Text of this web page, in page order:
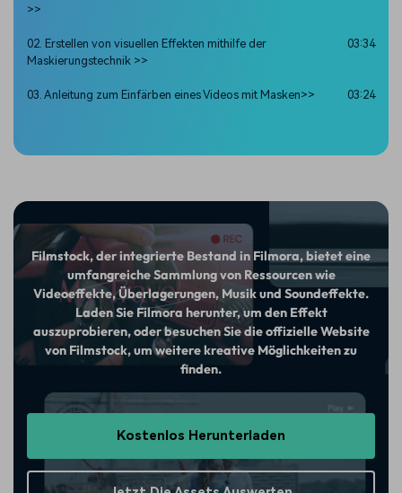
>>
02. Erstellen von visuellen Effekten mithilfe der
Maskierungstechnik >>
03:34
03. Anleitung zum Einfärben eines Videos mit Masken>> 03:24
Filmstock, der integrierte Bestand in Filmora, bietet eine
umfangreiche Sammlung von Ressourcen wie
Videoeffekte, Überlagerungen, Musik und Soundeffekte.
Laden Sie Filmora herunter, um den Effekt
auszuprobieren, oder besuchen Sie die offizielle Website
von Filmstock, um weitere kreative Möglichkeiten zu
finden.
Kostenlos Herunterladen